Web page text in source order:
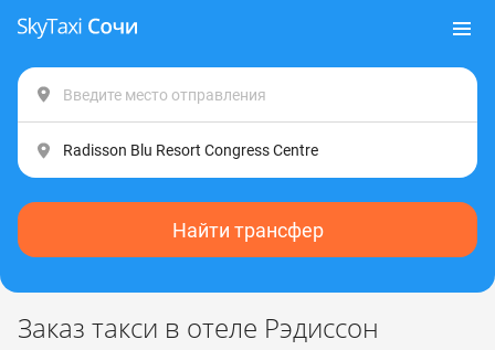
Найти трансфер
Заказ такси в отеле Рэдиссон